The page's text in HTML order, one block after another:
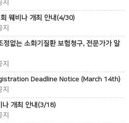
웨비나 개최 안내(4/30)
정없는 소화기질환 보험청구, 전문가가 알
Deadline Notice (March 14th)
나 개최 안내(3/18)